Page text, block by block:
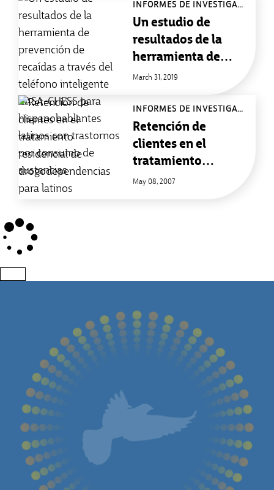
INFORMES DE INVESTIGACIÓN
Un estudio de
resultados de la
herramienta de
prevención de
recaídas a través
del teléfono
inteligente CASA-
CHESS para
hispanohablantes
latinos con
March 31, 2019
INFORMES DE INVESTIGACIÓN
Retención de
clientes en el
tratamiento
residencial de
May 08, 2007